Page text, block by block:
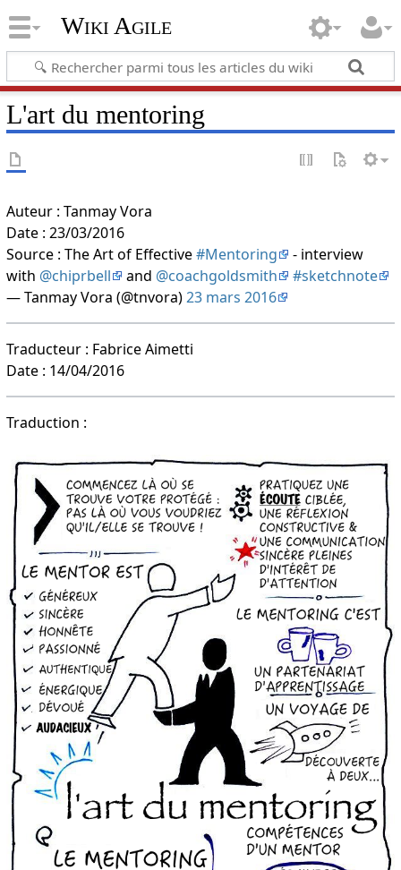
Wiki Agile
L'art du mentoring
Auteur : Tanmay Vora
Date : 23/03/2016
Source : The Art of Effective#Mentoring
- interview
with @chiprbell and @coachgoldsmith
#sketchnote
— Tanmay Vora (@tnvora)23 mars 2016
Traducteur : Fabrice Aimetti
Date : 14/04/2016
Traduction :